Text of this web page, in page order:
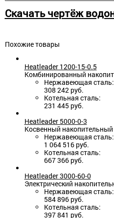
Скачать чертёж
Похожие товары
Heatleader 1200-15-0.5
Комбинированный
Нержавеющая сталь:
308 242 руб.
Котельная сталь:
231 445 руб.
Heatleader 5000-0-3
Косвенный
Нержавеющая сталь:
1 064 516 руб.
Котельная сталь:
667 366 руб.
Heatleader 3000-60-0
Электрический
Нержавеющая сталь:
584 896 руб.
Котельная сталь:
397 841 руб.